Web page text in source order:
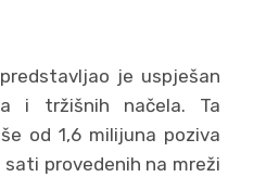
je uspješan
i tržišnih načela. Ta
od 1,6 milijuna poziva
provedenih na mreži